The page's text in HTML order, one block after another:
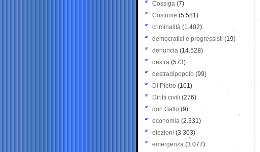
Cossiga (7)
Costume (5.581)
criminalità (1.402)
democratici e progressisti (19)
denuncia (14.528)
destra (573)
destradipopolo (99)
Di Pietro (101)
Diritti civili (276)
don Gallo (9)
economia (2.331)
elezioni (3.303)
emergenza (3.077)